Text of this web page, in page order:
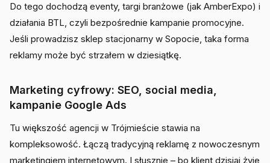
Do tego dochodzą eventy, targi branżowe (jak AmberExpo) i
działania BTL, czyli bezpośrednie kampanie promocyjne.
Jeśli prowadzisz sklep stacjonarny w Sopocie, taka forma
reklamy może być strzałem w dziesiątkę.
Marketing cyfrowy: SEO, social media,
kampanie Google Ads
Tu większość agencji w Trójmieście stawia na
kompleksowość. Łączą tradycyjną reklamę z nowoczesnym
marketingiem internetowym. I słusznie – bo klient dzisiaj żyje